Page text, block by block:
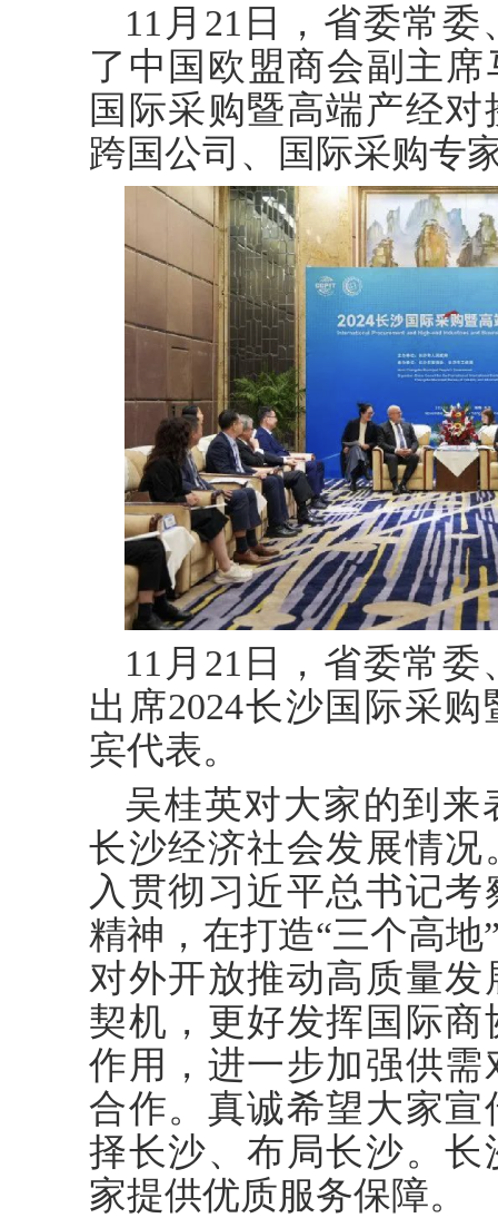
11月21日，省委常
了中国欧盟商会副主席
国际采购暨高端产经
跨国公司、国际采购专
11月21日，省委常
出席2024长沙国际采
宾代表。
吴桂英对大家的到
长沙经济社会发展情
入贯彻习近平总书记
精神，在打造“三个高
对外开放推动高质量
契机，更好发挥国际
作用，进一步加强供
合作。真诚希望大家
择长沙、布局长沙。
家提供优质服务保障。